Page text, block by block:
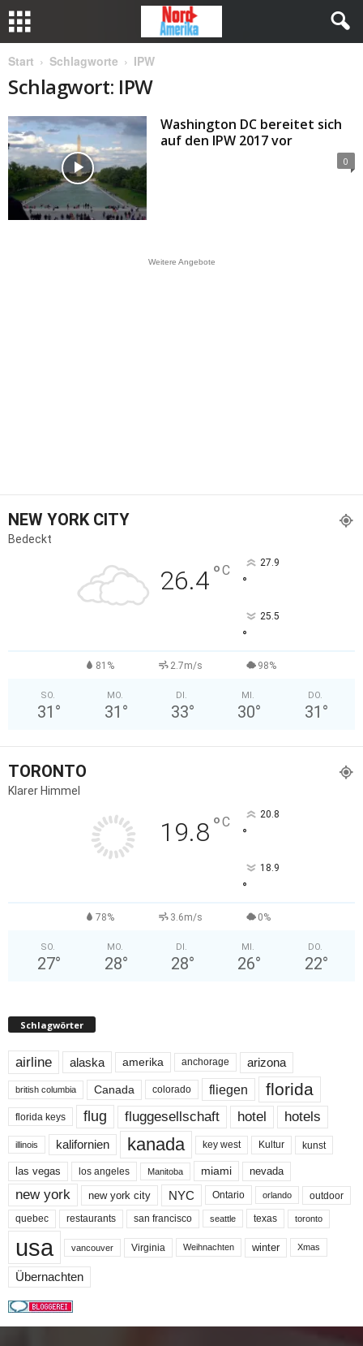
Start Schlagworte IPW
Schlagwort: IPW
Washington DC bereitet sich
auf den IPW 2017 vor
0
Weitere Angebote
NEW YORK CITY
Bedeckt
26.4°C 27.9
°
25.5
°
81% 2.7m/s 98%
SO.
31 °
MO.
31 °
DI.
33°
MI.
30°
DO.
31 °
TORONTO
Klarer Himmel
19.8°C 20.8
°
18.9
°
78% 3.6m/s 0%
SO.
27°
MO.
28°
DI.
28°
MI.
26°
DO.
22°
Schlagwörter
airline alaska amerika anchorage arizona
british columbia Canada colorado fliegen florida
florida keys flug fluggesellschaft hotel hotels
illinois kalifornien kanada key west Kultur kunst
las vegas los angeles Manitoba miami nevada
new york new york city NYC Ontario orlando outdoor
quebec restaurants san francisco seattle texas toronto
usa vancouver Virginia Weihnachten winter Xmas
Übernachten